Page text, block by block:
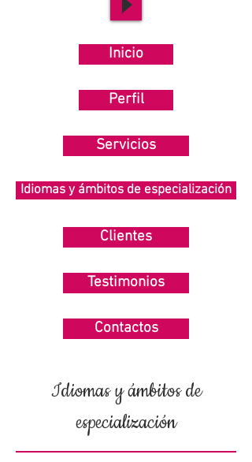
Inicio
Perfil
Servicios
Idiomas y ámbitos de especialización
Clientes
Testimonios
Contactos
Idiomas y ámbitos de
especialización